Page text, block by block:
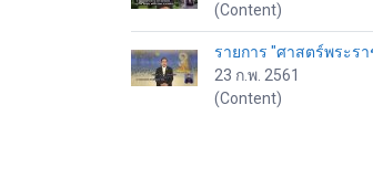
(Content)
รายการ "ศาสตร์พระร
23 ก.พ. 2561
(Content)